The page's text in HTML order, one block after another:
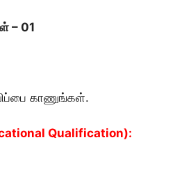
– 01
காணுங்கள்.
Qualification):